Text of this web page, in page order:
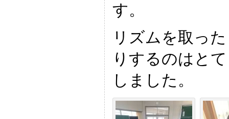
す。
リズムを取っ
りするのはと
しました。